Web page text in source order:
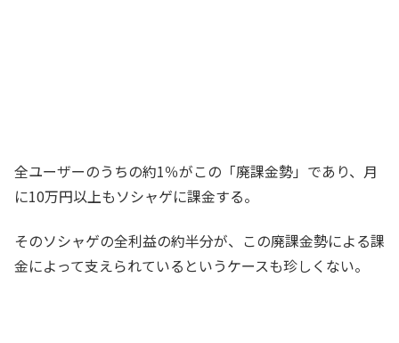
全ユーザーのうちの約1％がこの「廃課金勢」であり、月
に10万円以上もソシャゲに課金する。
そのソシャゲの全利益の約半分が、この廃課金勢による課
金によって支えられているというケースも珍しくない。